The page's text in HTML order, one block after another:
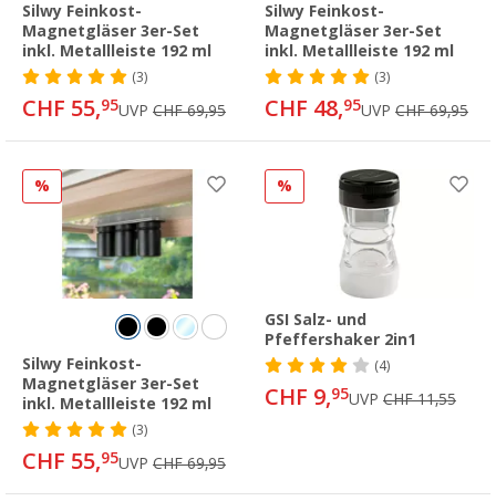
Silwy Feinkost-
Magnetgläser 3er-Set
inkl. Metallleiste 192 ml
(3)
CHF 55,95UVP CHF 69,95
Silwy Feinkost-
Magnetgläser 3er-Set
inkl. Metallleiste 192 ml
(3)
CHF 48,95UVP CHF 69,95
%
Silwy Feinkost-
Magnetgläser 3er-Set
inkl. Metallleiste 192 ml
(3)
CHF 55,95UVP CHF 69,95
%
GSI Salz- und
Pfeffershaker 2in1
(4)
CHF 9,95UVP CHF 11,55